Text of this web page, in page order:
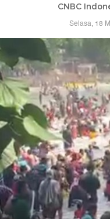
CNBC
Selasa, 18